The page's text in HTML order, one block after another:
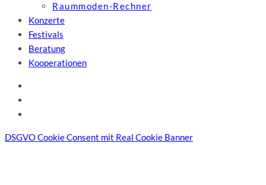
Raummoden-Rechner
Konzerte
Festivals
Beratung
Kooperationen
DSGVO Cookie Consent mit Real Cookie Banner